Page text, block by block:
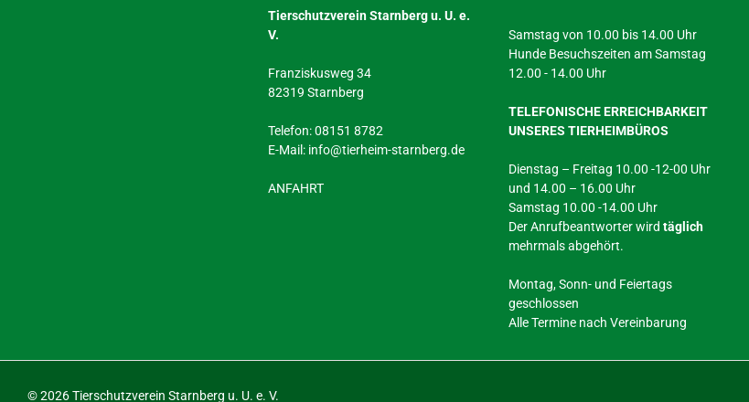
Tierschutzverein Starnberg u. U. e.
V.
Franziskusweg 34
82319 Starnberg
Telefon: 08151 8782
E-Mail: info@tierheim-starnberg.de
ANFAHRT
Samstag von 10.00 bis 14.00 Uhr
Hunde Besuchszeiten am Samstag
12.00 - 14.00 Uhr
TELEFONISCHE ERREICHBARKEIT
UNSERES TIERHEIMBÜROS
Dienstag – Freitag 10.00 -12-00 Uhr
und 14.00 – 16.00 Uhr
Samstag 10.00 -14.00 Uhr
Der Anrufbeantworter wirdtäglich
mehrmals abgehört.
Montag, Sonn- und Feiertags
geschlossen
Alle Termine nach Vereinbarung
©2026 Tierschutzverein Starnberg u. U. e. V.